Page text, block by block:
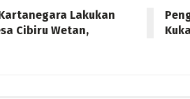
Lakukan
Cibiru Wetan,